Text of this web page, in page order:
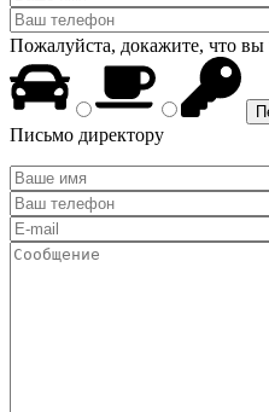
Пожалуйста, докажите, что вы
Письмо директору